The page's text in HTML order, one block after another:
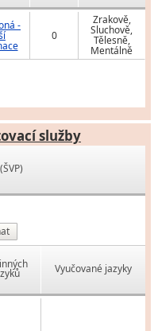
-
0
Zrakově,
Sluchově,
Tělesně,
Mentálně
služby
Vyučované jazyky